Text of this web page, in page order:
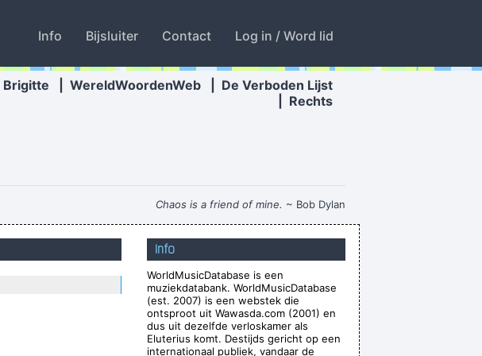
Info Bijsluiter Contact Log in / Word lid
Brigitte WereldWoordenWeb
De Verboden Lijst
Rechts
Chaos is a friend of mine. ~ Bob Dylan
have a damn thing to do with the money. You're the real prize. The
lottery was just a bonus
I want to make at least 4 amazing records
en doen wat ik zeg. Zij moeten vooral niet zeuren~ Kanye West
How deep is your love? I really need to learn.~ Bee Gees
actually ask the drummer - but for us, it´s Friday night~ Paul Weller
Info
WorldMusicDatabase is een
muziekdatabank. WorldMusicDatabase
(est. 2007) is een webstek die
ontsproot uit Wawasda.com (2001) en
dus uit dezelfde verloskamer als
Eluterius komt. Destijds gericht op een
internationaal publiek, vandaar de